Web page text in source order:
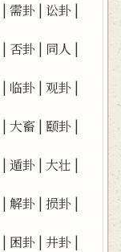
|需卦 | 讼卦 |
| 否卦 | 同人 |
| 临卦 |观卦 |
|大畜 | 颐卦 |
|遁卦 |大壮 |
|解卦 |损卦 |
| 困卦 |井卦 |